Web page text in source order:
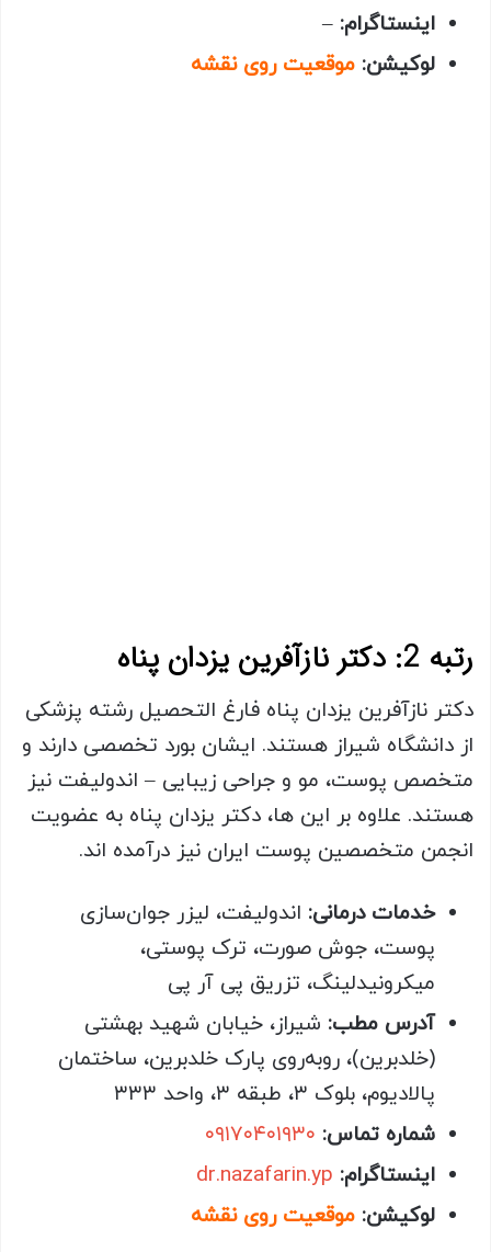
اینستاگرام: –
لوکیشن: موقعیت روی نقشه
رتبه 2: دکتر نازآفرین یزدان پناه
دکتر نازآفرین یزدان پناه فارغ التحصیل رشته پزشکی
از دانشگاه شیراز هستند. ایشان بورد تخصصی دارند و
متخصص پوست، مو و جراحی زیبایی – اندولیفت نیز
هستند. علاوه بر این ها، دکتر یزدان پناه به عضویت
انجمن متخصصین پوست ایران نیز درآمده اند.
خدمات درمانی: اندولیفت، لیزر جوان‌سازی
پوست، جوش صورت، ترک پوستی،
میکرونیدلینگ، تزریق پی آر پی
آدرس مطب: شیراز، خیابان شهید بهشتی
(خلدبرین)، روبه‌روی پارک خلدبرین، ساختمان
پالادیوم، بلوک ۳، طبقه ۳، واحد ۳۳۳
شماره تماس:
اینستاگرام: dr.nazafarin.yp
لوکیشن: موقعیت روی نقشه